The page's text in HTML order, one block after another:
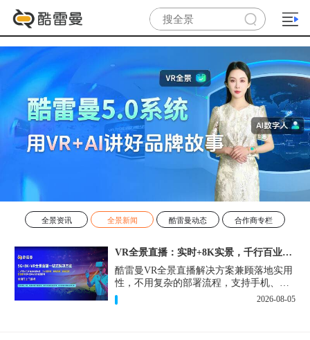
全景资讯 全景新闻 酷雷曼动态 合作商专栏
VR全景直播：实时+8K实景，千行百业的数字化利器
酷雷曼VR全景直播解决方案兼顾落地实用
性，不用复杂的部署流程，支持手机、网
页多端访问，解决各行各业 “看得见、信
得过、降成本、提转化” 的实际难题。
2026-08-05